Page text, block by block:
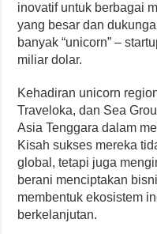
inovatif untuk berbagai
yang besar dan
banyak “unicorn” –
miliar dolar.
Kehadiran unicorn
Traveloka, dan Sea
Asia Tenggara dalam
Kisah sukses mereka
global, tetapi juga
berani menciptakan
membentuk ekosistem
berkelanjutan.